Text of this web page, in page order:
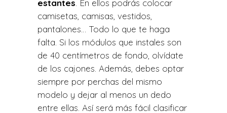
estantes . En ellos podrás colocar
camisetas, camisas, vestidos,
pantalones… Todo lo que te haga
falta. Si los módulos que instales son
de 40 centímetros de fondo, olvídate
de los cajones. Además, debes optar
siempre por perchas del mismo
modelo y dejar al menos un dedo
entre ellas. Así será más fácil clasificar